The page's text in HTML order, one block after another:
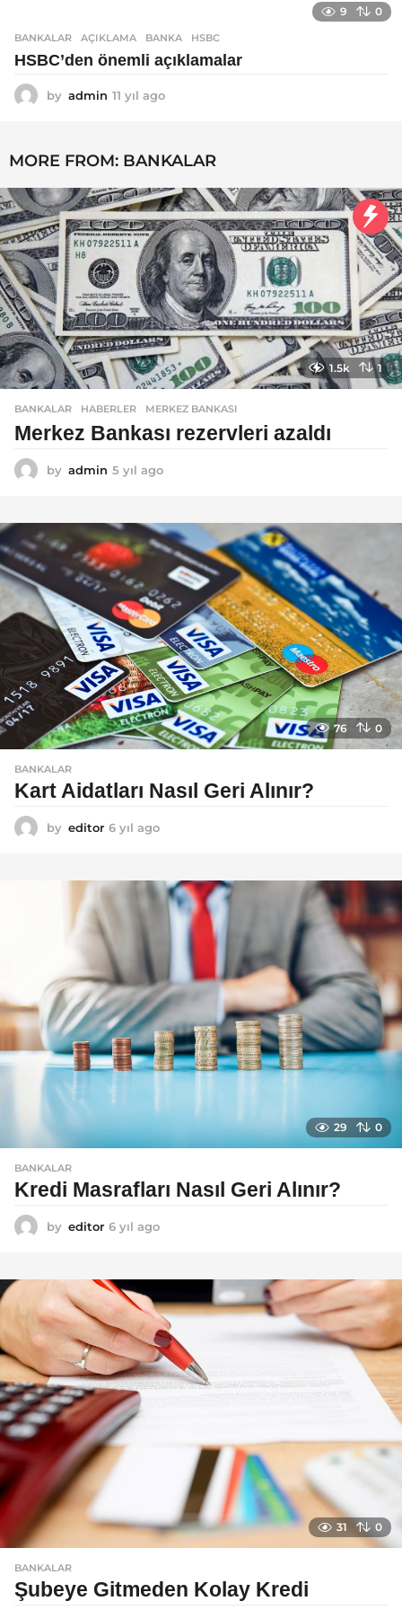
a
o
9 0
BANKALAR AÇIKLAMA ,BANKA ,HSBC
HSBC’den önemli açıklamalar
by admin 11 yıl ago
l
g
o
MORE FROM: BANKALAR
1.5k 1
BANKALAR ,HABERLER MERKEZ BANKASI
Merkez Bankası rezervleri azaldı
by admin 5 yıl ago
l
a
g
o
76 0
BANKALAR
Kart Aidatları Nasıl Geri Alınır?
by editor 6 yıl ago
l
a
29 0
BANKALAR
Kredi Masrafları Nasıl Geri Alınır?
by editor 6 yıl ago
l
g
o
31 0
BANKALAR
Şubeye Gitmeden Kolay Kredi